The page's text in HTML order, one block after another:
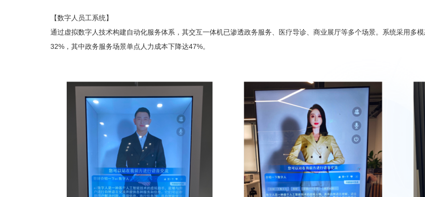
【数字人员工系统】
通过虚拟数字人技术构建自动化服务体系，其交互一体机已渗透政务服务、医疗导诊、商业展厅等多个场景。系统采用多
32%，其中政务服务场景单点人力成本下降达47%。